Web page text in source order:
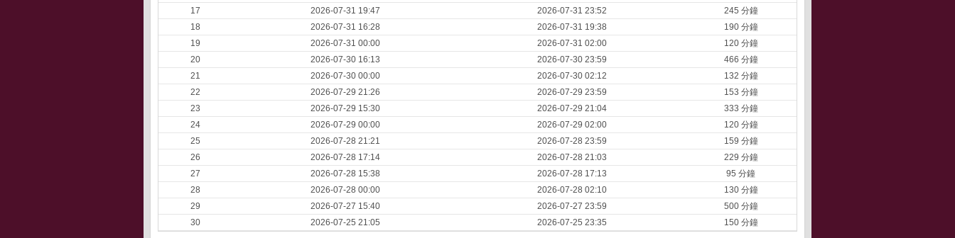
17
2026-07-31 19:47 2026-07-31 23:52
245 分鐘
18
2026-07-31 16:28 2026-07-31 19:38
190 分鐘
19
2026-07-31 00:00 2026-07-31 02:00
120 分鐘
20
2026-07-30 16:13 2026-07-30 23:59
466 分鐘
21
2026-07-30 00:00 2026-07-30 02:12
132 分鐘
22
2026-07-29 21:26 2026-07-29 23:59
153 分鐘
23
2026-07-29 15:30 2026-07-29 21:04
333 分鐘
24
2026-07-29 00:00 2026-07-29 02:00
120 分鐘
25
2026-07-28 21:21 2026-07-28 23:59
159 分鐘
26
2026-07-28 17:14 2026-07-28 21:03
229 分鐘
27
2026-07-28 15:38 2026-07-28 17:13
95 分鐘
28
2026-07-28 00:00 2026-07-28 02:10
130 分鐘
29
2026-07-27 15:40 2026-07-27 23:59
500 分鐘
30
2026-07-25 21:05 2026-07-25 23:35 150 分鐘